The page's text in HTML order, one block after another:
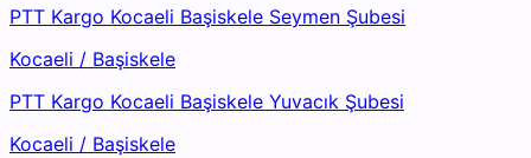
PTT Kargo Kocaeli Başiskele Seymen Şubesi
Kocaeli / Başiskele
PTT Kargo Kocaeli Başiskele Yuvacık Şubesi
Kocaeli / Başiskele